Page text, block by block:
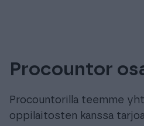
Procountor
Procountorilla teemme
oppilaitosten kanssa